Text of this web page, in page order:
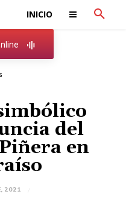
INICIO
del
en
2021